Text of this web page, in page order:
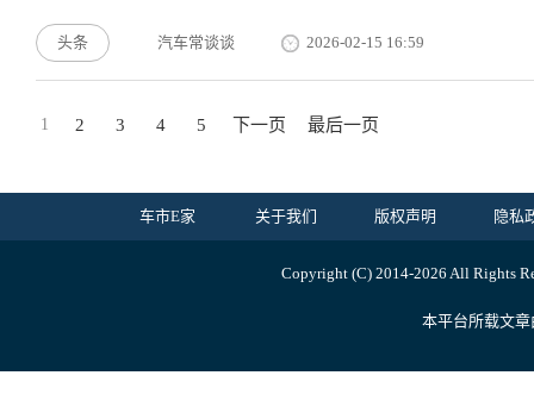
头条 汽车常谈谈 2026-02-15 16:59
1 2 3 4 5 下一页 最后一页
车市E家 关于我们 版权声明 隐私
Copyright (C) 2014-2026 All Rights
本平台所载文章